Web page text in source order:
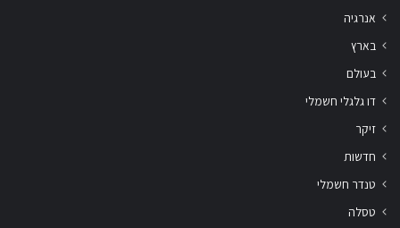
אנרגיה
בארץ
בעולם
דו גלגלי חשמלי
זיקר
חדשות
טנדר חשמלי
טסלה